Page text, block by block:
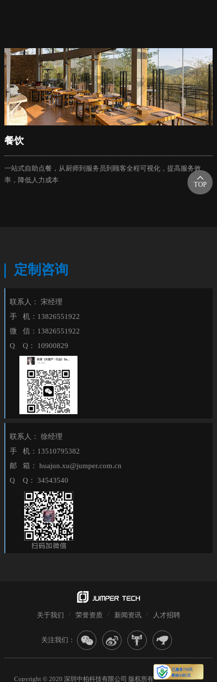
餐饮
一站式自助点餐，从厨师到服务员到顾客全程可视化，提高服务效
率，降低人力成本
定制咨询
联系人： 宋经理
手 机：13826551922
微 信：13826551922
Q Q： 10900829
联系人： 徐经理
手 机：13510795382
邮 箱： huajun.xu@jumper.com.cn
Q Q： 34543540
关于我们 荣誉资质 新闻资讯 人才招聘
关注我们：
Copyright © 2020 深圳中柏科技有限公司 版权所有
TOP